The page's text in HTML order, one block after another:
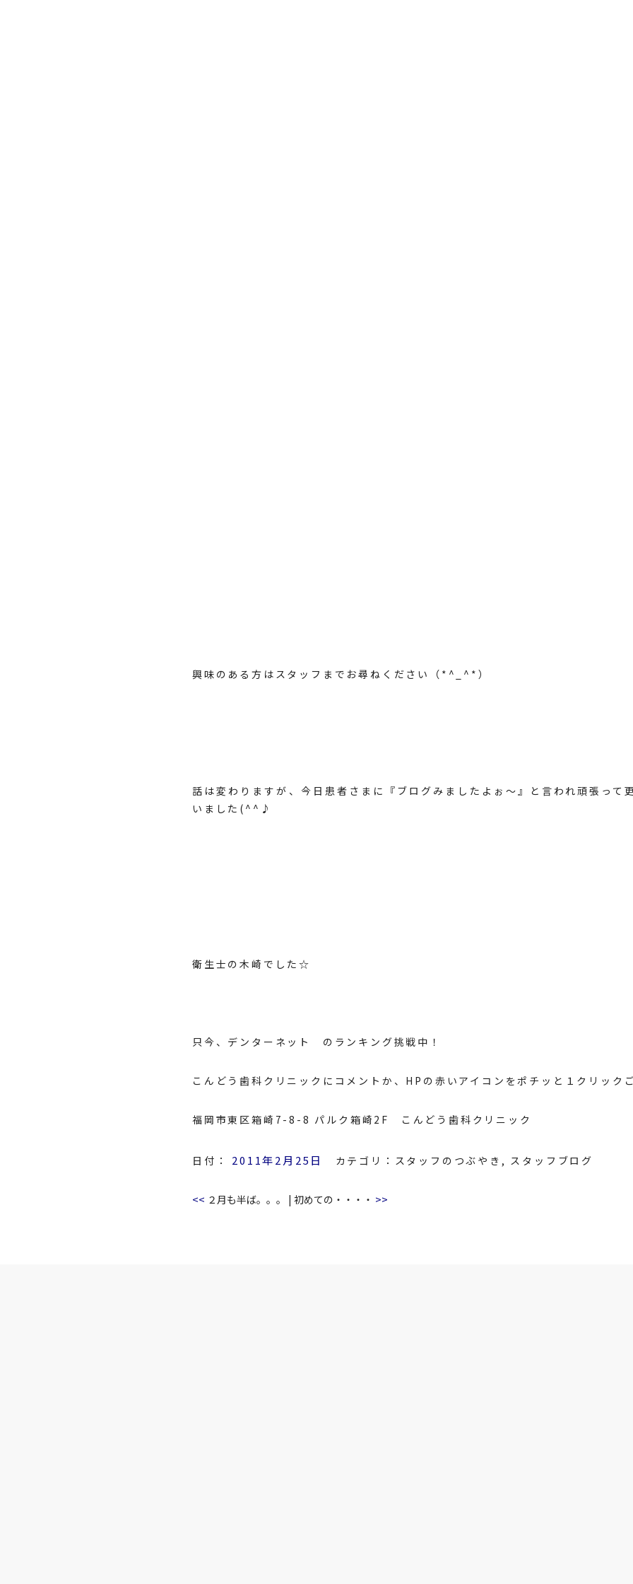
興味のある方はスタッフまでお尋ねください（*^_^*）
話は変わりますが、今日患者さまに『ブログみましたよぉ～』と言われ頑張って
いました(^^♪
衛生士の木崎でした☆
只今、 デンターネット のランキング挑戦中！
こんどう歯科クリニックにコメントか、HPの赤いアイコンをポチッと１クリック
福岡市東区箱崎7-8-8 パルク箱崎2F こんどう歯科クリニック
日付： 2011年2月25日 カテゴリ： スタッフのつぶやき , スタッフブログ
<< ２月も半ば。。。 | 初めての・・・・ >>